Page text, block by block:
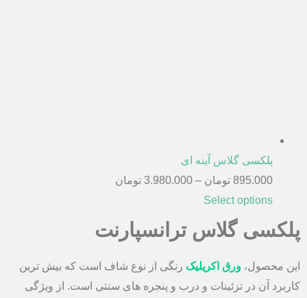
پلکسی گلاس آینه ای
895.000 تومان –
3.980.000 تومان
Select options
پلکسی گلاس ترانسپارنت
این محصول، ورق اکریلیک رنگی از نوع شاف است که بیش ترین
کاربرد آن در تزئینات و درب و پنجره های سنتی است. از ویژگی